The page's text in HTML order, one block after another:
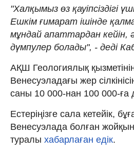
"Халқымыз өз қауіпсіздігі
Ешкім ғимарат ішінде
мұндай апаттардан
дүмпулер болады", - деді
АҚШ Геологиялық
Венесуэладағы жер
саны 10 000-нан 100 000-ға
Естеріңізге сала кетейік,
Венесуэлада болған жойқын
туралы хабарлаған едік.